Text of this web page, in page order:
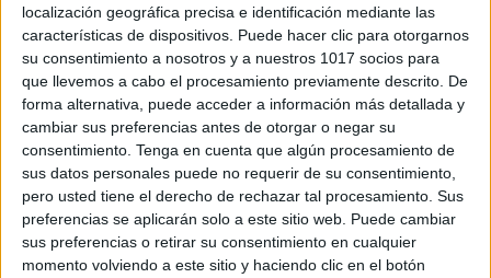
localización geográfica precisa e identificación mediante las
características de dispositivos. Puede hacer clic para otorgarnos
su consentimiento a nosotros y a nuestros 1017 socios para
que llevemos a cabo el procesamiento previamente descrito. De
forma alternativa, puede acceder a información más detallada y
cambiar sus preferencias antes de otorgar o negar su
consentimiento. Tenga en cuenta que algún procesamiento de
sus datos personales puede no requerir de su consentimiento,
pero usted tiene el derecho de rechazar tal procesamiento. Sus
preferencias se aplicarán solo a este sitio web. Puede cambiar
sus preferencias o retirar su consentimiento en cualquier
momento volviendo a este sitio y haciendo clic en el botón